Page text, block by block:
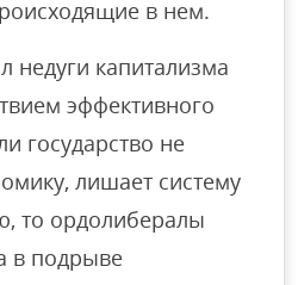
в нем.
недуги капитализма
эффективного
государство не
лишает систему
то ордолибералы
в подрыве